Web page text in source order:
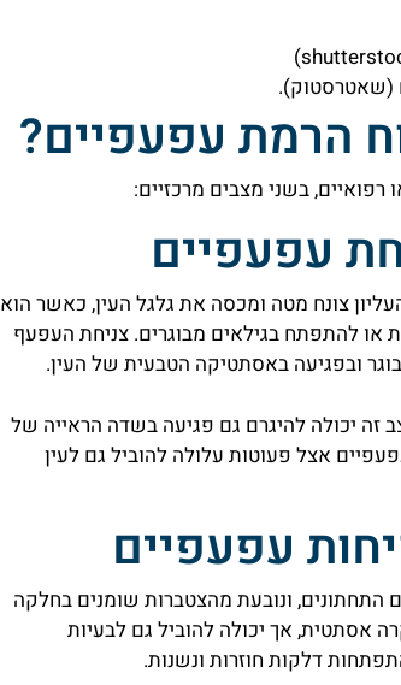
(שאטרסטוק).
הרמת עפעפיים?
בשני מצבים מרכזיים:
עפעפיים
צונח מטה ומכסה את גלגל העין, כאשר הוא
או להתפתח בגילאים מבוגרים. צניחת העפעף
ובפגיעה באסתטיקה הטבעית של העין.
זה יכולה להיגרם גם פגיעה בשדה הראייה של
אצל פעוטות עלולה להוביל גם לעין
עפעפיים
התחתונים, ונובעת מהצטברות שומנים בחלקה
אסתטית, אך יכולה להוביל גם לבעיות
דלקות חוזרות ונשנות.